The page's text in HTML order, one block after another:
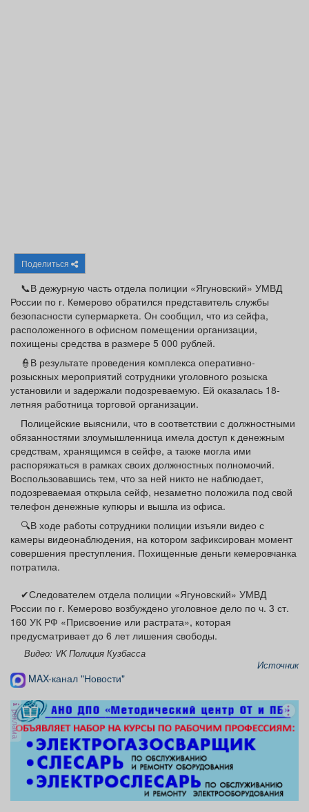
Поделиться
📞В дежурную часть отдела полиции «Ягуновский» УМВД
России по г. Кемерово обратился представитель службы
безопасности супермаркета. Он сообщил, что из сейфа,
расположенного в офисном помещении организации,
похищены средства в размере 5 000 рублей.
👮В результате проведения комплекса оперативно-
розыскных мероприятий сотрудники уголовного розыска
установили и задержали подозреваемую. Ей оказалась 18-
летняя работница торговой организации.
Полицейские выяснили, что в соответствии с должностными
обязанностями злоумышленница имела доступ к денежным
средствам, хранящимся в сейфе, а также могла ими
распоряжаться в рамках своих должностных полномочий.
Воспользовавшись тем, что за ней никто не наблюдает,
подозреваемая открыла сейф, незаметно положила под свой
телефон денежные купюры и вышла из офиса.
🔍В ходе работы сотрудники полиции изъяли видео с
камеры видеонаблюдения, на котором зафиксирован момент
совершения преступления. Похищенные деньги кемеровчанка
потратила.
✔Следователем отдела полиции «Ягуновский» УМВД
России по г. Кемерово возбуждено уголовное дело по ч. 3 ст.
160 УК РФ «Присвоение или растрата», которая
предусматривает до 6 лет лишения свободы.
Видео: VK Полиция Кузбасса
Источник
MAX-канал "Новости"
реклама